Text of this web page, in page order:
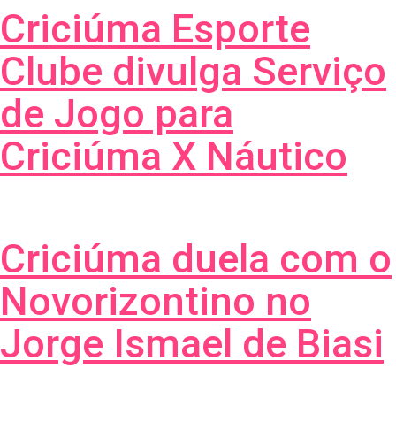
Criciúma Esporte
Clube divulga Serviço
de Jogo para
Criciúma X Náutico
Criciúma duela com o
Novorizontino no
Jorge Ismael de Biasi